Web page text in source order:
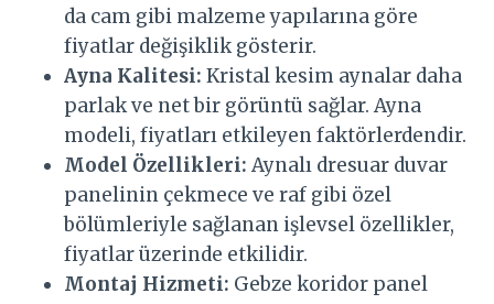
da cam gibi malzeme yapılarına göre
fiyatlar değişiklik gösterir.
Ayna Kalitesi: Kristal kesim aynalar daha
parlak ve net bir görüntü sağlar. Ayna
modeli, fiyatları etkileyen faktörlerdendir.
Model Özellikleri: Aynalı dresuar duvar
panelinin çekmece ve raf gibi özel
bölümleriyle sağlanan işlevsel özellikler,
fiyatlar üzerinde etkilidir.
Montaj Hizmeti: Gebze koridor panel